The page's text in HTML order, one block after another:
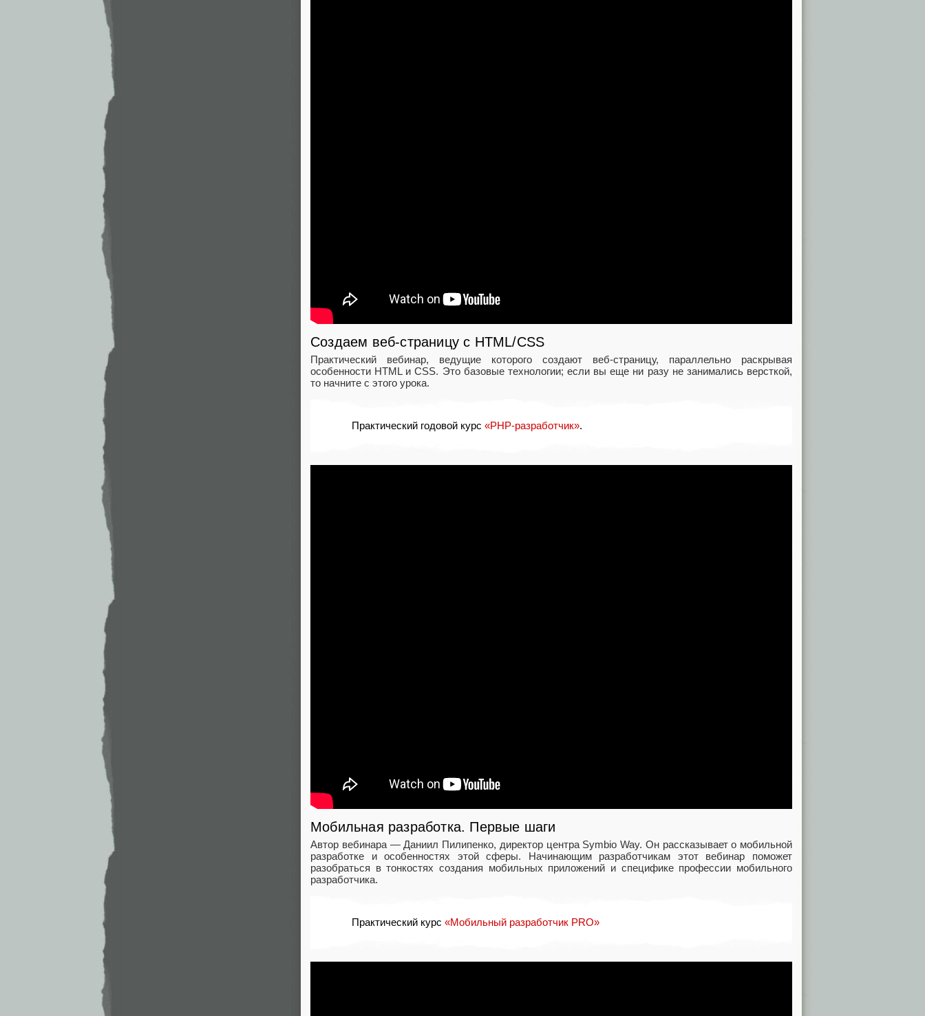
Создаем веб-страницу с HTML/CSS
Практический вебинар, ведущие которого создают веб-страницу, параллельно раскрывая
особенности HTML и CSS. Это базовые технологии; если вы еще ни разу не занимались версткой,
то начните с этого урока.
Практический годовой курс «PHP-разработчик».
Мобильная разработка. Первые шаги
Автор вебинара — Даниил Пилипенко, директор центра Symbio Way. Он рассказывает о мобильной
разработке и особенностях этой сферы. Начинающим разработчикам этот вебинар поможет
разобраться в тонкостях создания мобильных приложений и специфике профессии мобильного
разработчика.
Практический курс «Мобильный разработчик PRO»